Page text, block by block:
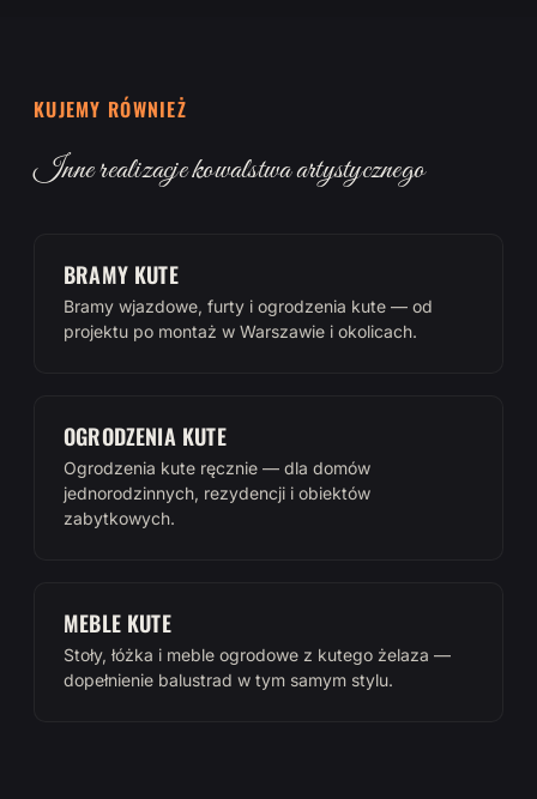
KUJEMY RÓWNIEŻ
Inne realizacje kowalstwa artystycznego
BRAMY KUTE
Bramy wjazdowe, furty i ogrodzenia kute — od
projektu po montaż w Warszawie i okolicach.
OGRODZENIA KUTE
Ogrodzenia kute ręcznie — dla domów
jednorodzinnych, rezydencji i obiektów
zabytkowych.
MEBLE KUTE
Stoły, łóżka i meble ogrodowe z kutego żelaza —
dopełnienie balustrad w tym samym stylu.